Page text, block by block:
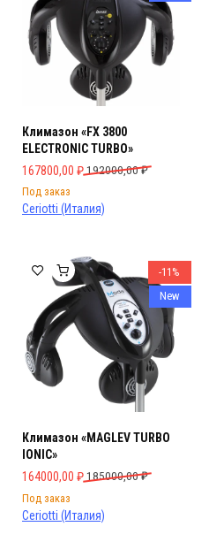
Климазон «FX 3800
ELECTRONIC TURBO»
192000,00₽
Первоначальная цена составляла
167800,00 ₽
Текущая цена: 167800,00 ₽.
Под заказ
Ceriotti (Италия)
-11%
New
Климазон «MAGLEV TURBO
IONIC»
185000,00₽
Первоначальная цена составляла
164000,00 ₽
Текущая цена: 164000,00 ₽.
Под заказ
Ceriotti (Италия)